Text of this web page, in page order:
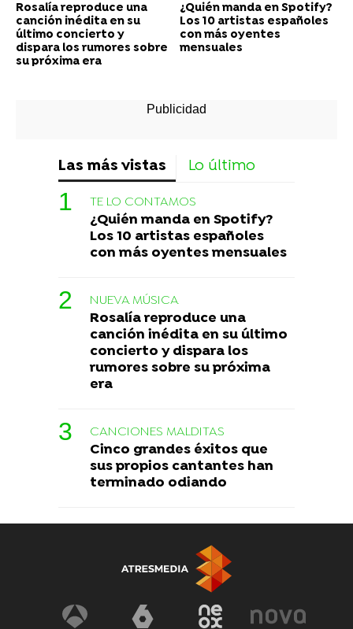
Rosalía reproduce una
canción inédita en su
último concierto y
dispara los rumores sobre
su próxima era
¿Quién manda en Spotify?
Los 10 artistas españoles
con más oyentes
mensuales
Las más vistas Lo último
TE LO CONTAMOS
¿Quién manda en Spotify?
Los 10 artistas españoles
con más oyentes mensuales
NUEVA MÚSICA
Rosalía reproduce una
canción inédita en su último
concierto y dispara los
rumores sobre su próxima
era
CANCIONES MALDITAS
Cinco grandes éxitos que
sus propios cantantes han
terminado odiando